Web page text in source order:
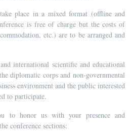
place in a mixed format (offline and
is free of charge but the costs of
etc.) are to be arranged and
international scientific and educational
diplomatic corps and non-governmental
environment and the public interested
to participate.
to honor us with your presence and
conference sections: